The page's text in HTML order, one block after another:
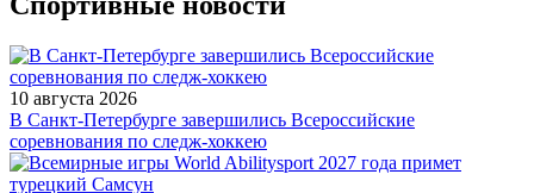
10 августа 2026
В Санкт-Петербурге завершились Всероссийские
соревнования по следж-хоккею